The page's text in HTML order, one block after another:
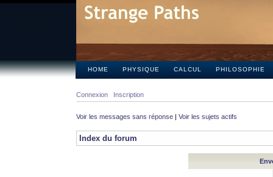
HOME PHYSIQUE CALCUL PHILOSOPHIE
Connexion Inscription
Voir les messages sans réponse | Voir les sujets actifs
Index du forum